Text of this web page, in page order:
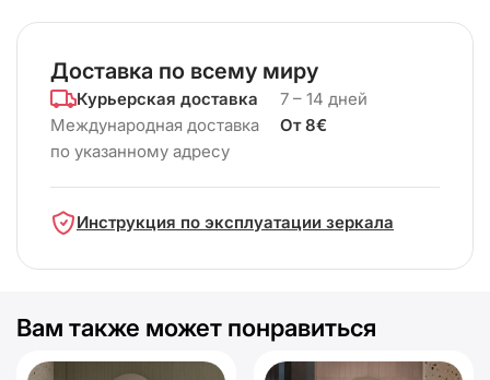
Доставка по всему миру
Курьерская доставка
Международная доставка
по указанному адресу
7 – 14 дней
От 8€
Инструкция по эксплуатации зеркала
Вам также может понравиться